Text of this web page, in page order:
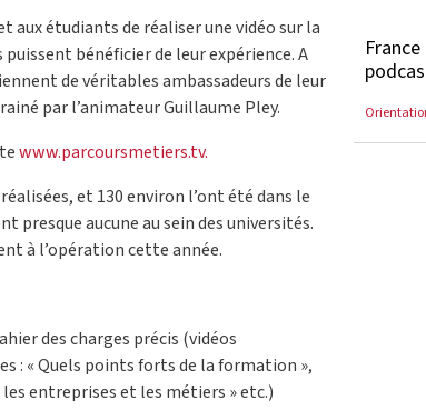
aux étudiants de réaliser une vidéo sur la
bénéficier de leur expérience. A
de véritables ambassadeurs de leur
par l’animateur Guillaume Pley.
www.parcoursmetiers.tv.
et 130 environ l’ont été dans le
presque aucune au sein des universités.
à l’opération cette année.
des charges précis (vidéos
: « Quels points forts de la formation »,
les entreprises et les métiers » etc.)